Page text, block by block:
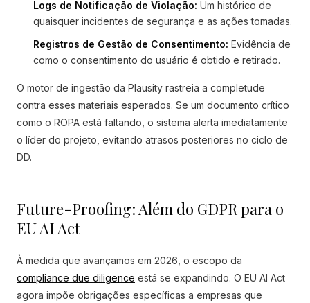
Logs de Notificação de Violação: Um histórico de
quaisquer incidentes de segurança e as ações tomadas.
Registros de Gestão de Consentimento: Evidência de
como o consentimento do usuário é obtido e retirado.
O motor de ingestão da Plausity rastreia a completude
contra esses materiais esperados. Se um documento crítico
como o ROPA está faltando, o sistema alerta imediatamente
o líder do projeto, evitando atrasos posteriores no ciclo de
DD.
Future-Proofing: Além do GDPR para o
EU AI Act
À medida que avançamos em 2026, o escopo da
compliance due diligence está se expandindo. O EU AI Act
agora impõe obrigações específicas a empresas que